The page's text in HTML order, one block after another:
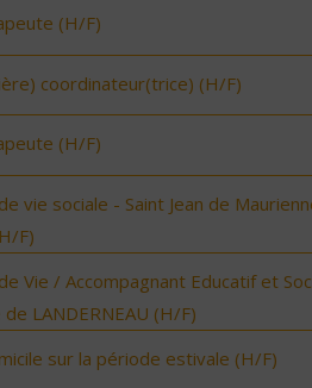
(H/F)
coordinateur(trice) (H/F)
(H/F)
vie sociale - Saint Jean de
F)
Vie / Accompagnant Educatif et
LANDERNEAU (H/F)
sur la période estivale (H/F)